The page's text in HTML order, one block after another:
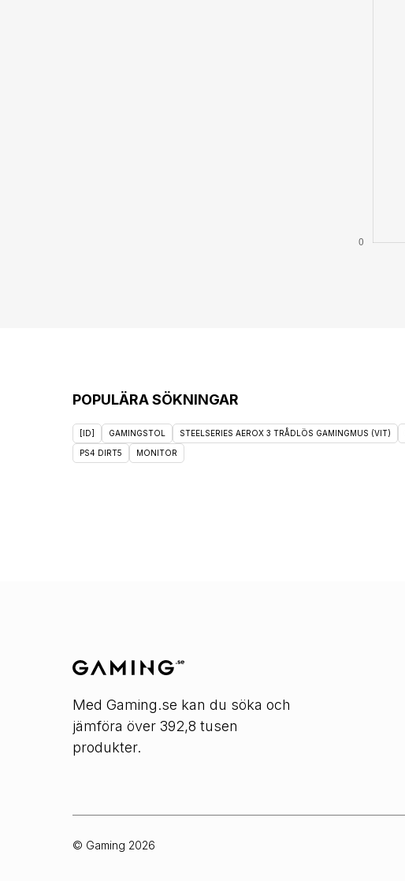
POPULÄRA SÖKNINGAR
[ID] GAMINGSTOL STEELSERIES AEROX 3 TRÅDLÖS GAMINGMUS (VIT)
PS4 DIRT5 MONITOR
Med Gaming.se kan du söka och
jämföra över 392,8 tusen
produkter.
© Gaming 2026